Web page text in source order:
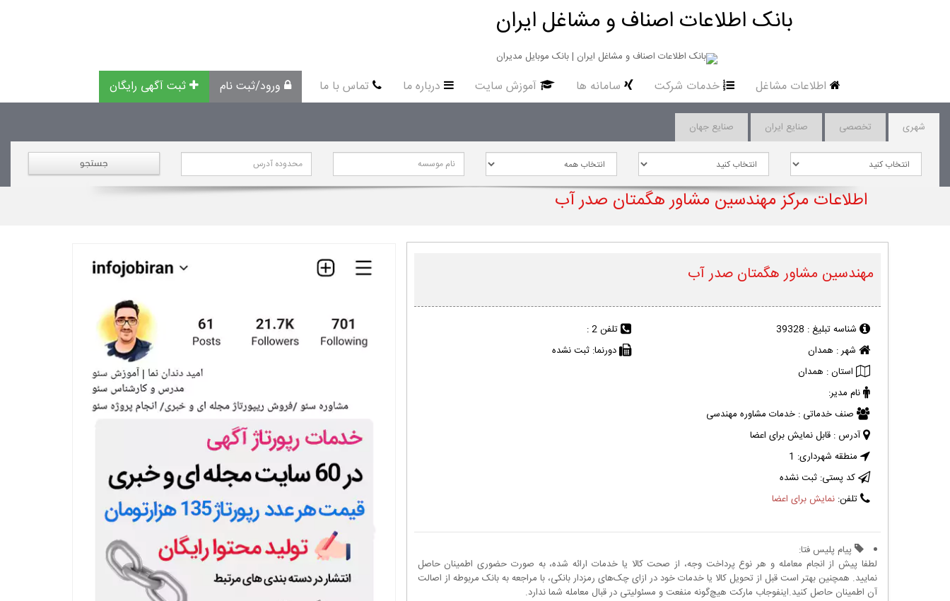
بانک اطلاعات اصناف و مشاغل ایران
اطلاعات مشاغل خدمات شرکت سامانه ها آموزش سایت درباره ما تماس با ما ورود/ثبت نام ثبت آگهی رایگان
شهری تخصصی صنایع ایران صنایع جهان
جستجو
اطلاعات مرکز مهندسین مشاور هگمتان صدر آب
مهندسین مشاور هگمتان صدر آب
شناسه تبلیغ : 39328
شهر : همدان
استان : همدان
نام مدیر:
صنف خدماتی : خدمات مشاوره مهندسی
آدرس : قابل نمایش برای اعضا
منطقه شهرداری: 1
کد پستی: ثبت نشده
تلفن: نمایش برای اعضا
تلفن 2 :
دورنما: ثبت نشده
پیام پلیس فتا:
لطفا پیش از انجام معامله و هر نوع پرداخت وجه، از صحت کالا یا خدمات ارائه شده، به صورت حضوری اطمینان حاصل
نمایید. همچنین بهتر است قبل از تحویل کالا یا خدمات خود در ازای چک‌های رمزدار بانکی، با مراجعه به بانک مربوطه از اصالت
آن اطمینان حاصل کنید.اینفوجاب مارکت هیچ‌گونه منفعت و مسئولیتی در قبال معامله شما ندارد.